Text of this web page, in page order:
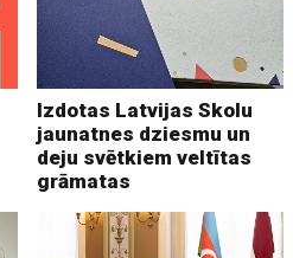
Izdotas Latvijas Skolu
jaunatnes dziesmu un
deju svētkiem veltītas
grāmatas